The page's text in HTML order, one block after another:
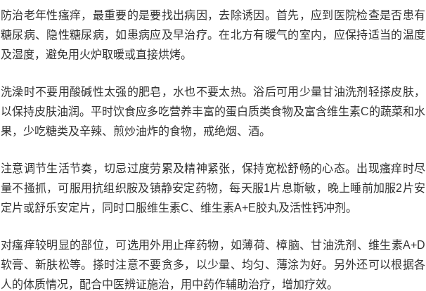
防治老年性瘙痒，最重要的是要找出病因，去除诱因。首先，应到医院检查是否患有
糖尿病、隐性糖尿病，如患病应及早治疗。在北方有暖气的室内，应保持适当的温度
及湿度，避免用火炉取暖或直接烘烤。
洗澡时不要用酸碱性太强的肥皂，水也不要太热。浴后可用少量甘油洗剂轻搽皮肤，
以保持皮肤油润。平时饮食应多吃营养丰富的蛋白质类食物及富含维生素C的蔬菜和水
果，少吃糖类及辛辣、煎炒油炸的食物，戒绝烟、酒。
注意调节生活节奏，切忌过度劳累及精神紧张，保持宽松舒畅的心态。出现瘙痒时尽
量不搔抓，可服用抗组织胺及镇静安定药物，每天服1片息斯敏，晚上睡前加服2片安
定片或舒乐安定片，同时口服维生素C、维生素A+E胶丸及活性钙冲剂。
对瘙痒较明显的部位，可选用外用止痒药物，如薄荷、樟脑、甘油洗剂、维生素A+D
软膏、新肤松等。搽时注意不要贪多，以少量、均匀、薄涂为好。另外还可以根据各
人的体质情况，配合中医辨证施治，用中药作辅助治疗，增加疗效。